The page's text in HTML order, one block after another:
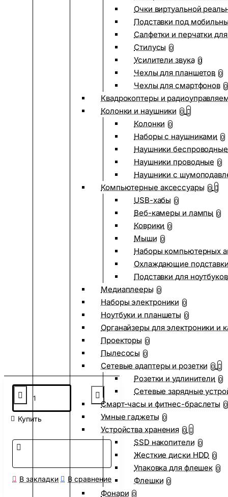
Очки виртуальной
Подставки под
Салфетки и перчатки
Стилусы 0
Усилители звука 0
Чехлы для планшетов 0
Чехлы для смартфонов 0
Квадрокоптеры и
Колонки и наушники 0
Колонки 0
Наборы с наушниками 0
Наушники беспроводные
Наушники проводные 0
Наушники с
Компьютерные аксессуары 0
USB-хабы 0
Веб-камеры и лампы 0
Коврики 0
Мыши 0
Наборы компьютерных
Охлаждающие
Подставки для ноутбуков
Медиаплееры 0
Наборы электроники 0
Ноутбуки и планшеты 0
Органайзеры для электроники и
Проекторы 0
Пылесосы 0
Сетевые адаптеры и розетки 0
Розетки и удлинители 0
Сетевые зарядные
Смарт-часы и фитнес-браслеты 0
Умные гаджеты 0
Устройства хранения 0
SSD накопители 0
Жесткие диски HDD 0
Упаковка для флешек 0
Флешки 0
Фонари 0
Купить
В закладки В сравнение